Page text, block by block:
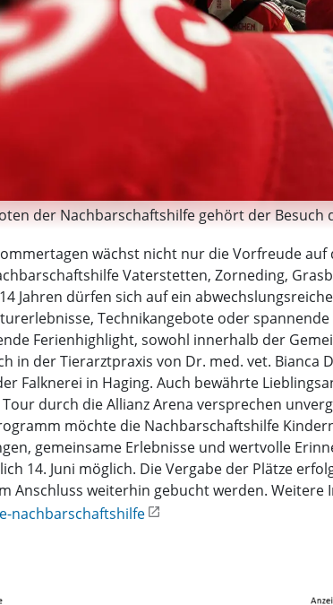
der Nachbarschaftshilfe gehört der Besuch
wächst nicht nur die Vorfreude
Vaterstetten, Zorneding,
Jahren dürfen sich auf ein
Technikangebote oder
Ferienhighlight, sowohl innerhalb der
in der Tierarztpraxis von Dr. med. vet. Bianca
Falknerei in Haging. Auch bewährte
durch die Allianz Arena versprechen
möchte die Nachbarschaftshilfe
gemeinsame Erlebnisse und wertvolle
14. Juni möglich. Die Vergabe der Plätze
Anschluss weiterhin gebucht werden.
nachbarschaftshilfe